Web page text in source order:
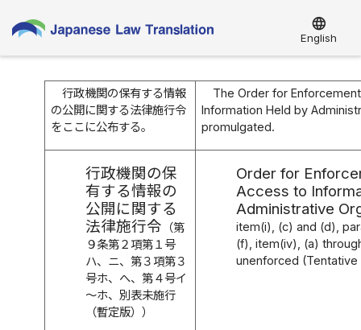
language
English
行政機関の保有する情報
の公開に関する法律施行令
をここに公布する。
The Order for
Information Held by
promulgated.
行政機関の保
有する情報の
公開に関する
法律施行令 （第
９条第２項第１号
ハ、ニ、第３項第３
号ホ、へ、第４号イ
～ホ、別表未施行
（暫定版））
Order for
Access to
Administrative
item(i), (c) and (d),
(f), item(iv), (a)
unenforced